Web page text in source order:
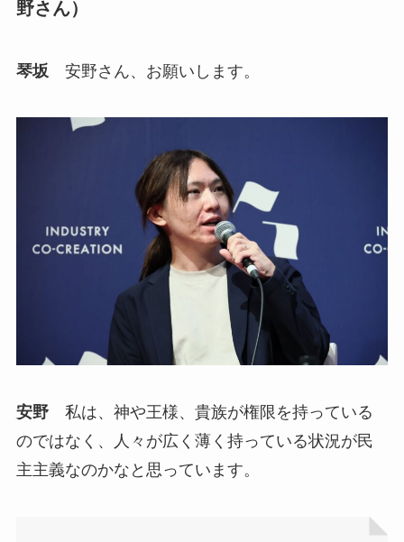
野さん）
琴坂 安野さん、お願いします。
安野私は、神や王様、貴族が権限を持っている
のではなく、人々が広く薄く持っている状況が民
主主義なのかなと思っています。